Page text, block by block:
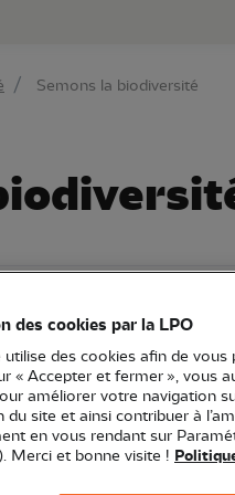
Semons la biodiversité
s’engagent
en faveur de la
et biodiversité.
des cookies par la LPO
utilise des cookies afin de vous
« Accepter et fermer », vous
améliorer votre navigation
du site et ainsi contribuer à
en vous rendant sur
Merci et bonne visite !